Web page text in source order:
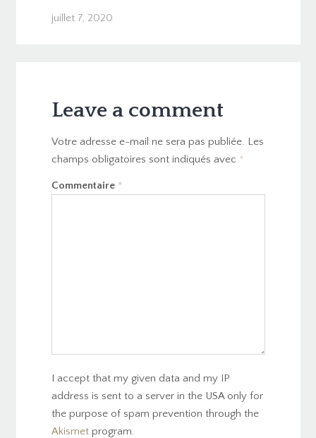
juillet 7, 2020
Leave a comment
Votre adresse e-mail ne sera pas publiée. Les
champs obligatoires sont indiqués avec *
Commentaire *
I accept that my given data and my IP
address is sent to a server in the USA only for
the purpose of spam prevention through the
Akismetprogram.